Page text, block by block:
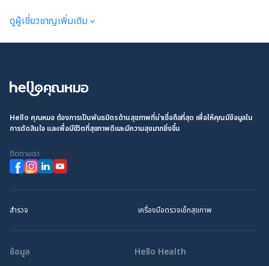
ดูผู้เชี่ยวชาญเพิ่มเติม
Hello คุณหมอ ต้องการเป็นพันธมิตรด้านสุขภาพที่น่าเชื่อถือที่สุด เพื่อให้คุณมีข้อมูลใน
การตัดสินใจ และเพื่อมีชีวิตที่สุขภาพดีและมีความสุขมากยิ่งขึ้น
ติดตามเรา
สำรวจ เครื่องมือตรวจเช็กสุขภาพ
ข้อมูล Hello Health